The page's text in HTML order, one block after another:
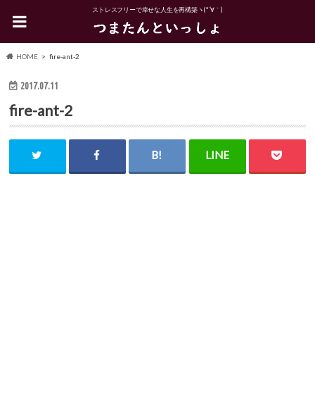
ストレスフリーで幸せな人生を再構築ヽ(*´∀｀)
HOME fire-ant-2
2017.07.11
fire-ant-2